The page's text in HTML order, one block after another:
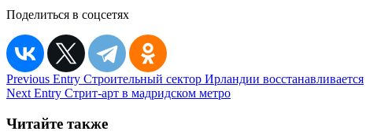
Поделиться в соцсетях
Навигация
по
записям
Previous Entry Строительный сектор Ирландии восстанавливается
Next Entry Стрит-арт в мадридском метро
Читайте также